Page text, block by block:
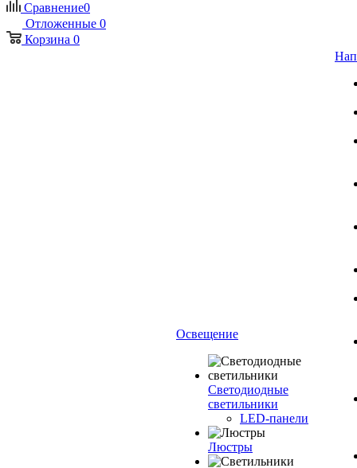
Сравнение0
Отложенные 0
Корзина 0
Освещение
Светодиодные
светильники
LED-панели
Люстры